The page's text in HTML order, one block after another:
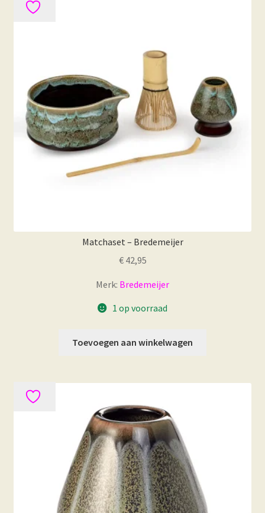
worden
de
productpagina
Matchaset – Bredemeijer
€42,95
Merk: Bredemeijer
1 op voorraad
Toevoegen aan winkelwagen